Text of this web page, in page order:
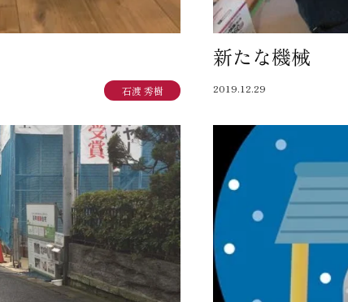
石渡 秀樹
新たな機械
2019.12.29